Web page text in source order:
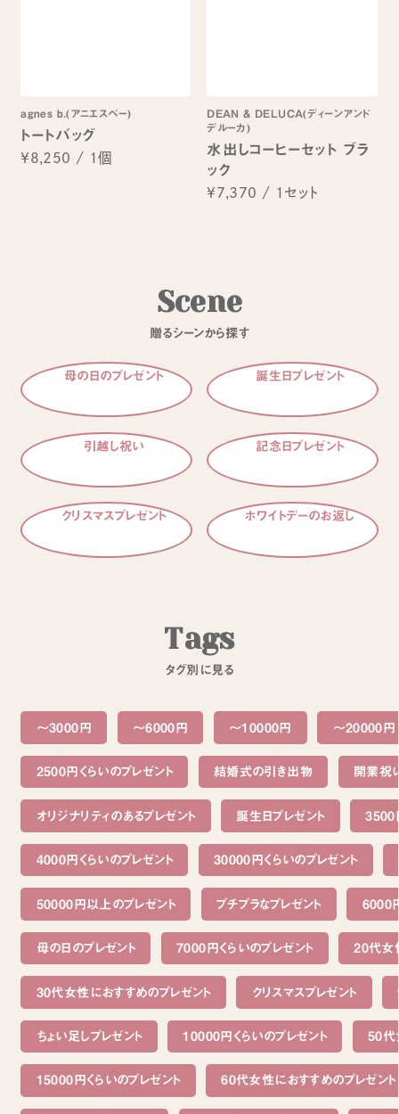
agnes b.(アニエスベー)
トートバッグ
¥8,250 / 1個
DEAN & DELUCA(ディーンアンド
デルーカ)
水出しコーヒーセット ブラ
ック
¥7,370 / 1セット
Scene
贈るシーンから探す
母の日のプレゼント 誕生日プレゼント
引越し祝い 記念日プレゼント
クリスマスプレゼント ホワイトデーのお返し
Tags
タグ別 に見る
〜3000円 〜6000円 〜10000円 〜20000円
2500円くらいのプレゼント 結婚式の引き出物 開業祝
オリジナリティのあるプレゼント 誕生日プレゼント 3500
4000円くらいのプレゼント 30000円くらいのプレゼント
50000円以上のプレゼント プチプラなプレゼント 6000
母の日のプレゼント 7000円くらいのプレゼント 20代女
30代女性におすすめのプレゼント クリスマスプレゼント
ちょい足しプレゼント 10000円くらいのプレゼント 50代
15000円くらいのプレゼント 60代女性におすすめのプレゼント